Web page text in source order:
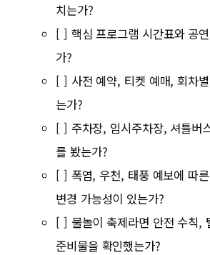
치는가?
[ ] 핵심 프로그램 시간표와 공
가?
[ ] 사전 예약, 티켓 예매, 회차
는가?
[ ] 주차장, 임시주차장, 셔틀버
를 봤는가?
[ ] 폭염, 우천, 태풍 예보에 따
변경 가능성이 있는가?
[ ] 물놀이 축제라면 안전 수칙,
준비물을 확인했는가?